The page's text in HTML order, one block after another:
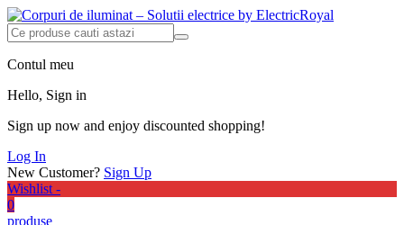
Contul meu
Hello, Sign in
Sign up now and enjoy discounted shopping!
Log In
New Customer? Sign Up
Wishlist -
0
produse